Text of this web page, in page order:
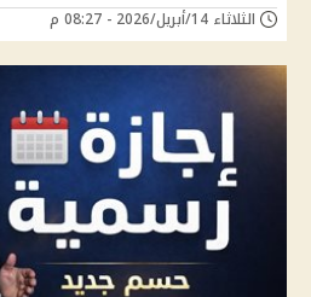
الثلاثاء 14/أبريل/2026 - 08:27 م